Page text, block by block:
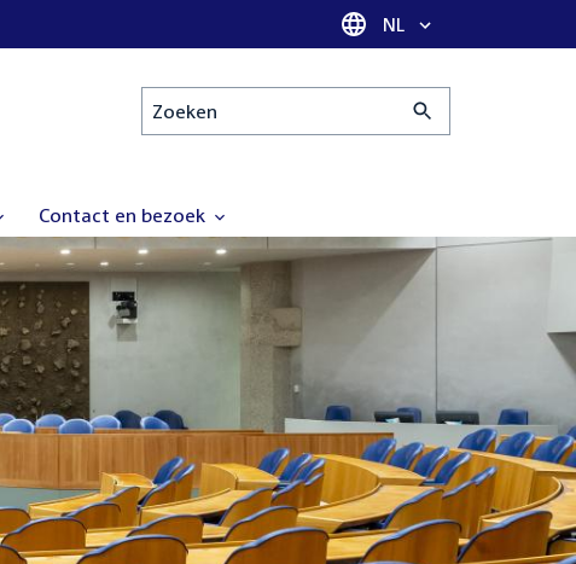
Taal selectie
NL
Zoeken
Contact en bezoek